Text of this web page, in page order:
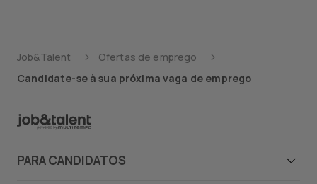
Job&Talent
Ofertas de emprego
Candidate-se à sua próxima vaga de emprego
PARA CANDIDATOS